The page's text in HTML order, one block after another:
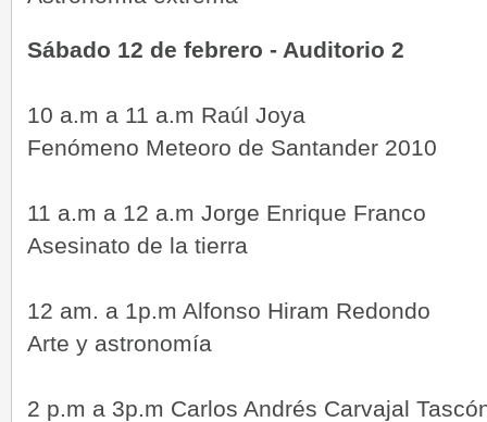
Sábado 12 de febrero - Auditorio 2
10 a.m a 11 a.m Raúl Joya
Fenómeno Meteoro de Santander 2010
11 a.m a 12 a.m Jorge Enrique Franco
Asesinato de la tierra
12 am. a 1p.m Alfonso Hiram Redondo
Arte y astronomía
2 p.m a 3p.m Carlos Andrés Carvajal